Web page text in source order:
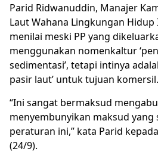
Parid Ridwanuddin, Manajer
Laut Wahana Lingkungan Hidup
menilai meski PP yang
menggunakan nomenkaltur
sedimentasi’, tetapi intinya
pasir laut’ untuk tujuan komersil.
“Ini sangat bermaksud
menyembunyikan maksud yang
peraturan ini,” kata Parid kepada
(24/9).